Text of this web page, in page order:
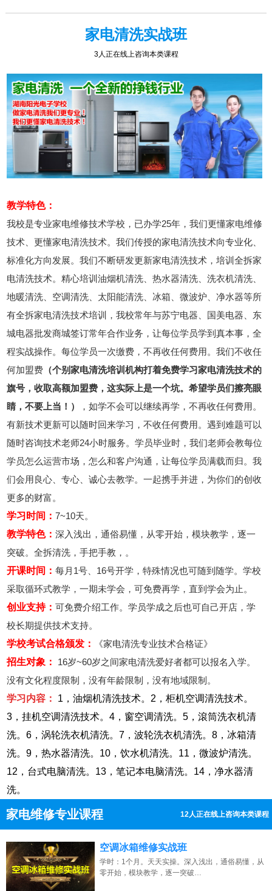
2026年8月9号_江苏_陈同学（153****0015）报名:【家电清洗培训班】
2026年8月9号_四川_吴同学（137****9842）报名:【家电清洗培训班】
家电清洗实战班
3人正在线上咨询本类课程
教学特色：
我校是专业家电维修技术学校，已办学25年，我们更懂家电维修
技术、更懂家电清洗技术。我们传授的家电清洗技术向专业化、
标准化方向发展。我们不断研发更新家电清洗技术，培训全拆家
电清洗技术。精心培训油烟机清洗、热水器清洗、洗衣机清洗、
地暖清洗、空调清洗、太阳能清洗、冰箱、微波炉、净水器等所
有全拆家电清洗技术培训，我校常年与苏宁电器、国美电器、东
城电器批发商城签订常年合作业务，让每位学员学到真本事，全
程实战操作。每位学员一次缴费，不再收任何费用。我们不收任
何加盟费 （个别家电清洗培训机构打着免费学习家电清洗技术的
旗号，收取高额加盟费，这实际上是一个坑。希望学员们擦亮眼
睛，不要上当！）
，如学不会可以继续再学，不再收任何费用。
有新技术更新可以随时回来学习，不收任何费用。遇到难题可以
随时咨询技术老师24小时服务。学员毕业时，我们老师会教每位
学员怎么运营市场，怎么和客户沟通，让每位学员满载而归。我
们会用良心、专心、诚心去教学。一起携手并进，为你们的创收
更多的财富。
学习时间：7~10天。
教学特色：深入浅出，通俗易懂，从零开始，模块教学，逐一
突破。全拆清洗，手把手教，。
开课时间：每月1号、16号开学，特殊情况也可随到随学。学校
采取循环式教学，一期未学会，可免费再学，直到学会为止。
创业支持：可免费介绍工作。学员学成之后也可自己开店，学
校长期提供技术支持。
学校考试合格颁发：
《家电清洗专业技术合格证》
招生对象： 16岁~60岁之间家电清洗爱好者都可以报名入学。
没有文化程度限制，没有年龄限制，没有地域限制。
学习内容：
1，油烟机清洗技术。2，柜机空调清洗技术。
3，挂机空调清洗技术。4，窗空调清洗。5，滾筒洗衣机清
洗。6，涡轮洗衣机清洗。7，波轮洗衣机清洗。8，冰箱清
洗。9，热水器清洗。10，饮水机清洗。11，微波炉清洗。
12，台式电脑清洗。13，笔记本电脑清洗。14，净水器清
洗。
家电维修专业课程 8人正在线上咨询本类课程
点击免费咨询电话：13807313137
空调冰箱维修实战班
学时：1个月。天天实操。深入浅出，通俗易懂，从
零开始，模块教学，逐一突破…
湖北的网友正进入本页访问